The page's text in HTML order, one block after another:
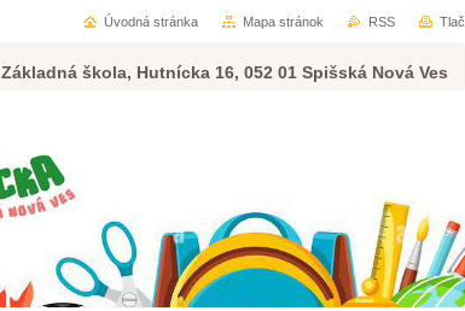
Základná škola, Hutnícka 16, 052 01 Spišská Nová Ves
Úvodná stránka Mapa stránok RSS Tlač